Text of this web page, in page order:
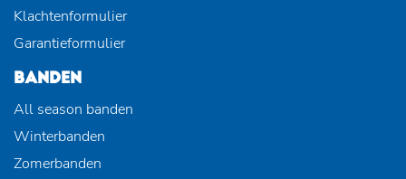
Klachtenformulier
Garantieformulier
BANDEN
All season banden
Winterbanden
Zomerbanden